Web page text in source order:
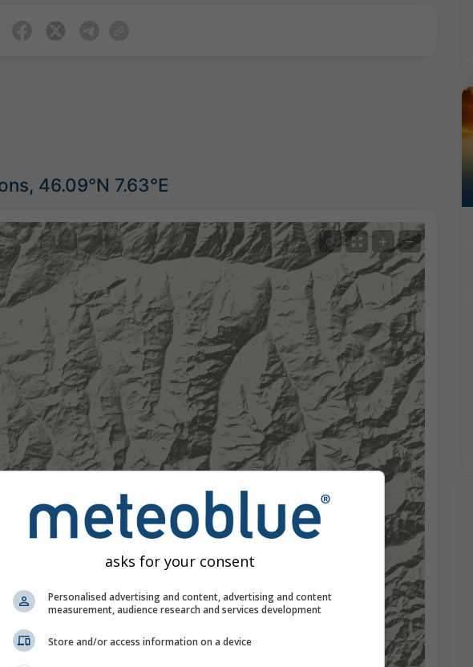
46.09°N 7.63°E
© + −
asks for your consent
Personalised advertising and content, advertising and content
measurement, audience research and services development
Store and/or access information on a device